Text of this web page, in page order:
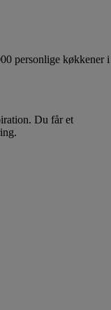
personlige køkkener i
Du får et